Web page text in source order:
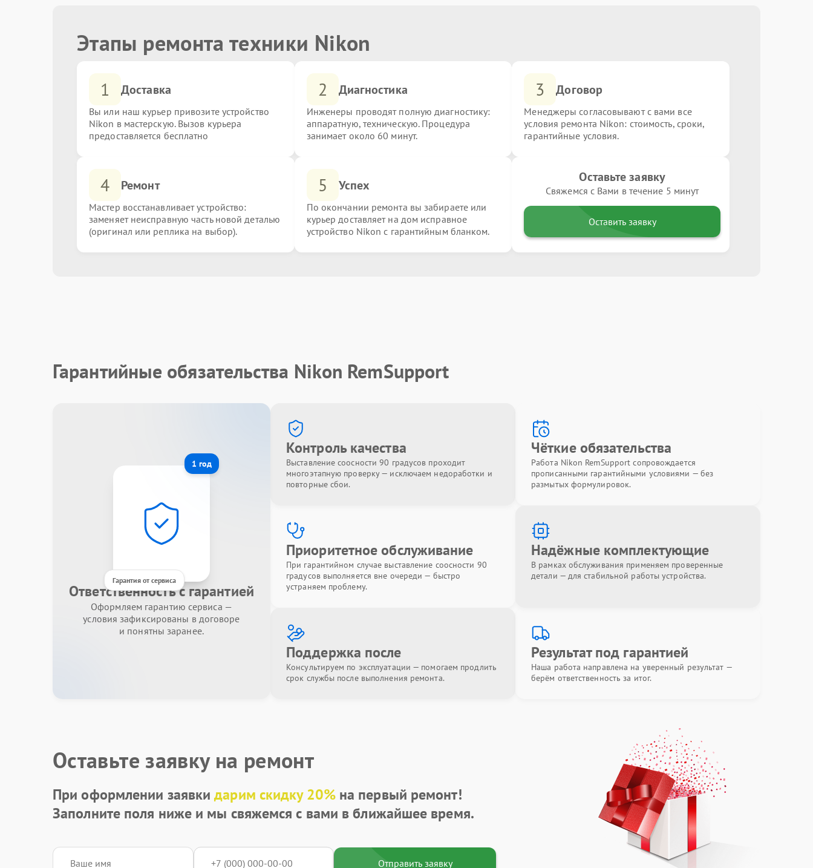
Этапы ремонта техники Nikon
1 Доставка
Вы или наш курьер привозите устройство
Nikon в мастерскую. Вызов курьера
предоставляется бесплатно
2 Диагностика
Инженеры проводят полную диагностику:
аппаратную, техническую. Процедура
занимает около 60 минут.
3 Договор
Менеджеры согласовывают с вами все
условия ремонта Nikon: стоимость, сроки,
гарантийные условия.
4 Ремонт
Мастер восстанавливает устройство:
заменяет неисправную часть новой деталью
(оригинал или реплика на выбор).
5 Успех
По окончании ремонта вы забираете или
курьер доставляет на дом исправное
устройство Nikon с гарантийным бланком.
Оставьте заявку
Свяжемся с Вами в течение 5 минут
Оставить заявку
Гарантийные обязательства Nikon RemSupport
1 год
Гарантия от сервиса
Ответственность с гарантией
Оформляем гарантию сервиса —
условия зафиксированы в договоре
и понятны заранее.
Контроль качества
Выставление соосности 90 градусов проходит
многоэтапную проверку — исключаем недоработки и
повторные сбои.
Чёткие обязательства
Работа Nikon RemSupport сопровождается
прописанными гарантийными условиями — без
размытых формулировок.
Приоритетное обслуживание
При гарантийном случае выставление соосности 90
градусов выполняется вне очереди — быстро
устраняем проблему.
Надёжные комплектующие
В рамках обслуживания применяем проверенные
детали — для стабильной работы устройства.
Поддержка после
Консультируем по эксплуатации — помогаем продлить
срок службы после выполнения ремонта.
Результат под гарантией
Наша работа направлена на уверенный результат —
берём ответственность за итог.
Оставьте заявку на ремонт
При оформлении заявкидарим скидку 20%на первый ремонт!
Заполните поля ниже и мы свяжемся с вами в ближайшее время.
Отправить заявку